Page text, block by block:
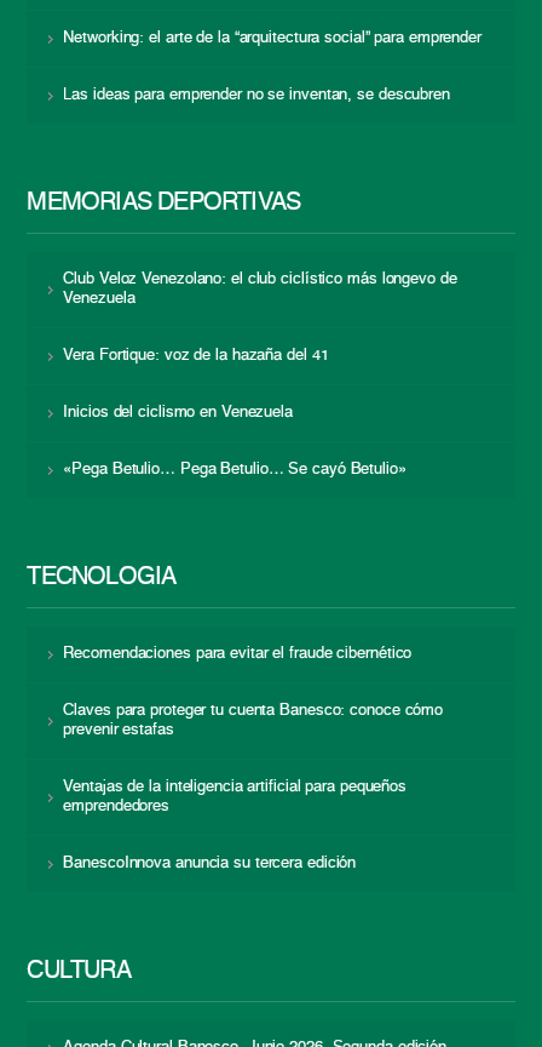
Networking: el arte de la “arquitectura social” para emprender
Las ideas para emprender no se inventan, se descubren
MEMORIAS DEPORTIVAS
Club Veloz Venezolano: el club ciclístico más longevo de
Venezuela
Vera Fortique: voz de la hazaña del 41
Inicios del ciclismo en Venezuela
«Pega Betulio… Pega Betulio… Se cayó Betulio»
TECNOLOGÍA
Recomendaciones para evitar el fraude cibernético
Claves para proteger tu cuenta Banesco: conoce cómo
prevenir estafas
Ventajas de la inteligencia artificial para pequeños
emprendedores
BanescoInnova anuncia su tercera edición
CULTURA